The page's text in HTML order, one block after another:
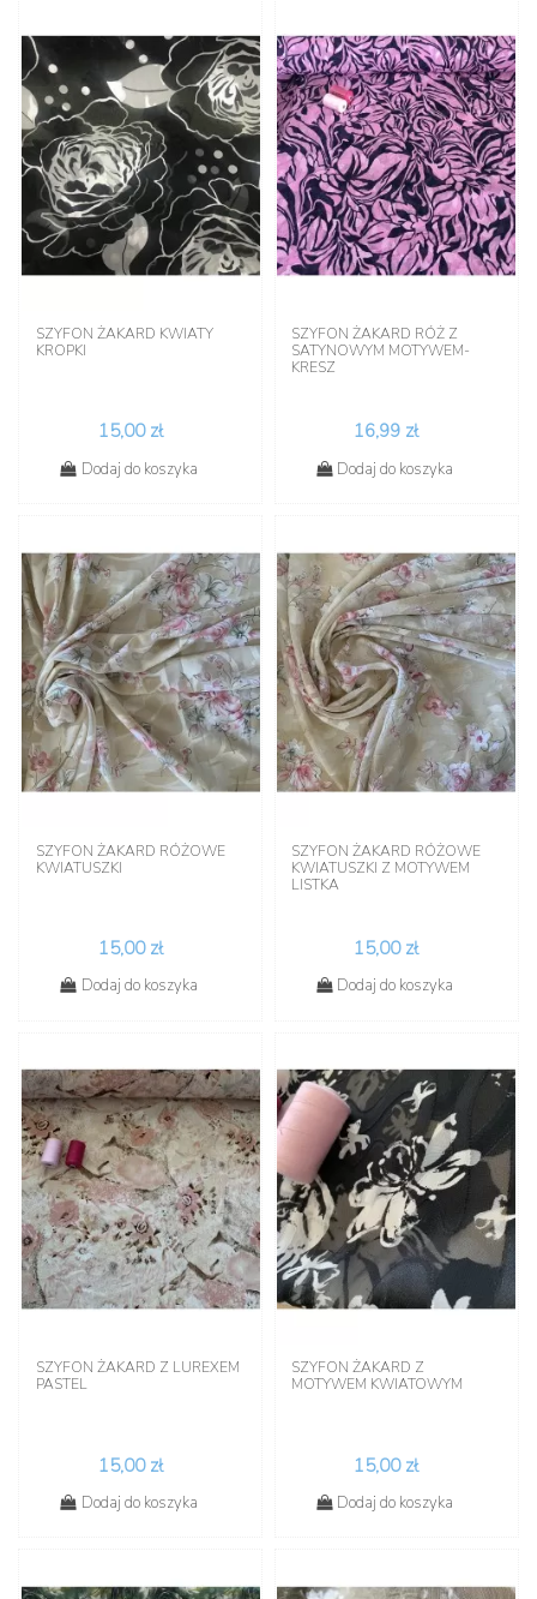
SZYFON ŻAKARD KWIATY
KROPKI
15,00 zł
Dodaj do koszyka
SZYFON ŻAKARD RÓŻ Z
SATYNOWYM MOTYWEM-
KRESZ
16,99 zł
Dodaj do koszyka
SZYFON ŻAKARD RÓŻOWE
KWIATUSZKI
15,00 zł
Dodaj do koszyka
SZYFON ŻAKARD RÓŻOWE
KWIATUSZKI Z MOTYWEM
LISTKA
15,00 zł
Dodaj do koszyka
SZYFON ŻAKARD Z LUREXEM
PASTEL
15,00 zł
Dodaj do koszyka
SZYFON ŻAKARD Z
MOTYWEM KWIATOWYM
15,00 zł
Dodaj do koszyka